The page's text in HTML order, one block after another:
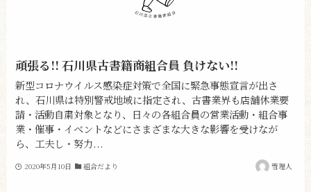
頑張る!! 石川県古書籍商組合員 負けない!!
新型コロナウイルス感染症対策で全国に緊急事態宣言が出さ
れ、石川県は特別警戒地域に指定され、古書業界も店舗休業要
請・活動自粛対象となり、日々の各組合員の営業活動・組合事
業・催事・イベントなどにさまざまな大きな影響を受けなが
ら、工夫し・努力...
2020年5月10日 組合だより 管理人